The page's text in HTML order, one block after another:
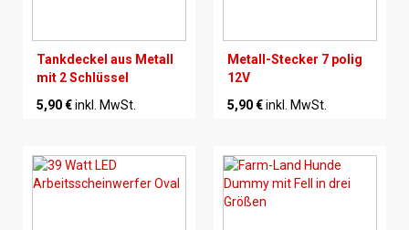
Tankdeckel aus Metall
mit 2 Schlüssel
5,90 €inkl. MwSt.
Metall-Stecker 7 polig
12V
5,90 €inkl. MwSt.